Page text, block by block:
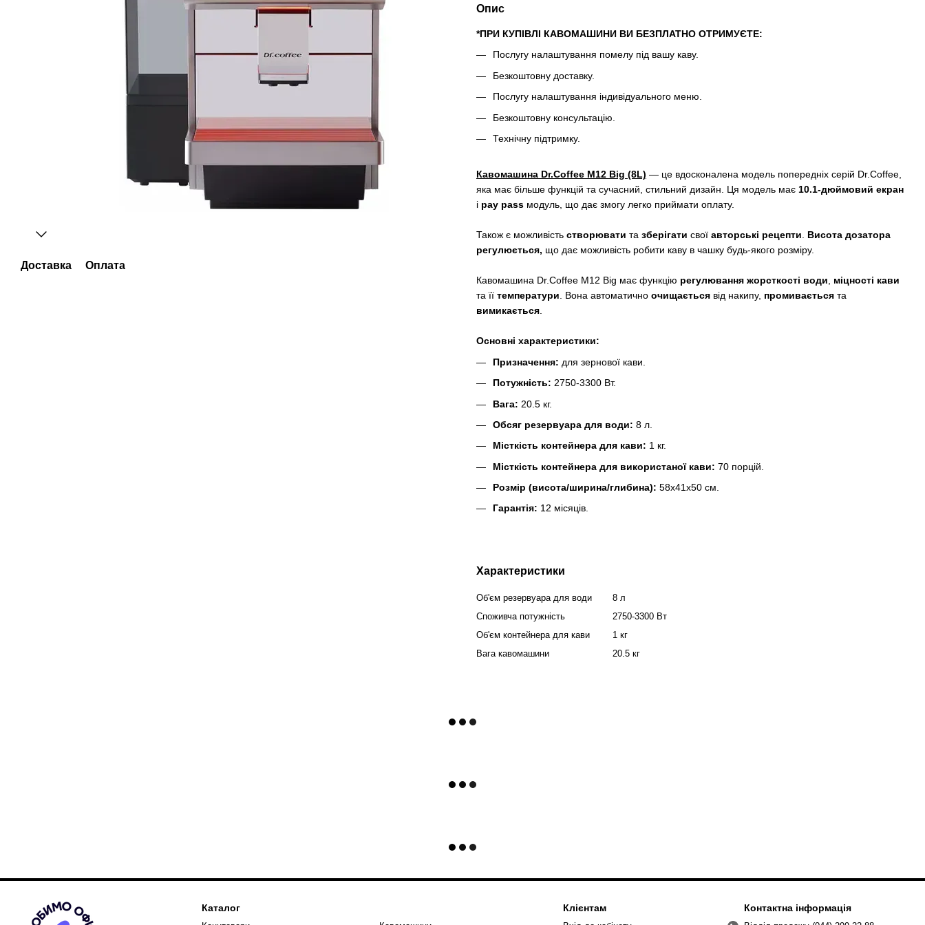
Доставка Оплата
Опис
*ПРИ КУПІВЛІ КАВОМАШИНИ ВИ БЕЗПЛАТНО ОТРИМУЄТЕ:
Послугу налаштування помелу під вашу каву.
Безкоштовну доставку.
Послугу налаштування індивідуального меню.
Безкоштовну консультацію.
Технічну підтримку.
Кавомашина Dr.Coffee M12 Big (8L) — це вдосконалена модель попередніх серій Dr.Coffee,
яка має більше функцій та сучасний, стильний дизайн. Ця модель має 10.1-дюймовий екран
і pay pass модуль, що дає змогу легко приймати оплату.
Також є можливість створювати та зберігати свої авторські рецепти. Висота дозатора
регулюється, що дає можливість робити каву в чашку будь-якого розміру.
Кавомашина Dr.Coffee M12 Big має функцію регулювання жорсткості води, міцності кави
та її температури. Вона автоматично очищається від накипу, промивається та
вимикається.
Основні характеристики:
Призначення: для зернової кави.
Потужність: 2750-3300 Вт.
Вага: 20.5 кг.
Обсяг резервуара для води: 8 л.
Місткість контейнера для кави: 1 кг.
Місткість контейнера для використаної кави: 70 порцій.
Розмір (висота/ширина/глибина): 58х41х50 см.
Гарантія: 12 місяців.
Характеристики
Об'єм резервуара для води
8 л
Споживча потужність
2750-3300 Вт
Об'єм контейнера для кави
1 кг
Вага кавомашини
20.5 кг
Каталог Клієнтам Контактна інформація